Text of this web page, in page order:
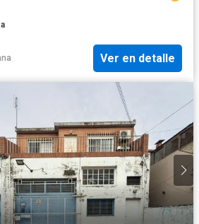
Ver en detalle